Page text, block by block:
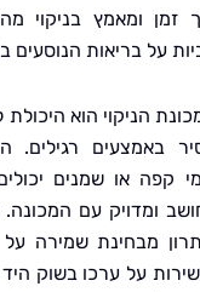
בניקוי מהיר
הנוסעים ברכב.
הוא היכולת להסיר
רגילים. הכתמים
שמנים יכולים
עם המכונה. בנוסף
שמירה על
בשוק היד שנייה.